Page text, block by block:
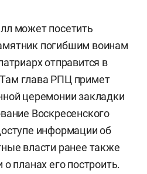
может посетить
погибшим воинам
отправится в
глава РПЦ примет
церемонии закладки
Воскресенского
информации об
власти ранее также
планах его построить.